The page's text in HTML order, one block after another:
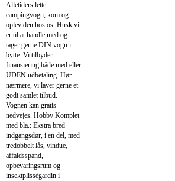
Alletiders lette
campingvogn, kom og
oplev den hos os. Husk vi
er til at handle med og
tager gerne DIN vogn i
bytte. Vi tilbyder
finansiering både med eller
UDEN udbetaling. Hør
nærmere, vi laver gerne et
godt samlet tilbud.
Vognen kan gratis
nedvejes. Hobby Komplet
med bla.: Ekstra bred
indgangsdør, i en del, med
tredobbelt lås, vindue,
affaldsspand,
opbevaringsrum og
insektplisségardin i